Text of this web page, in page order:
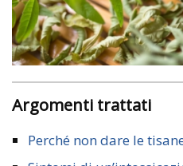
Argomenti trattati
Perché non dare le